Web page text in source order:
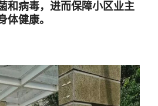
和病毒，进而保障小区业主
体健康。